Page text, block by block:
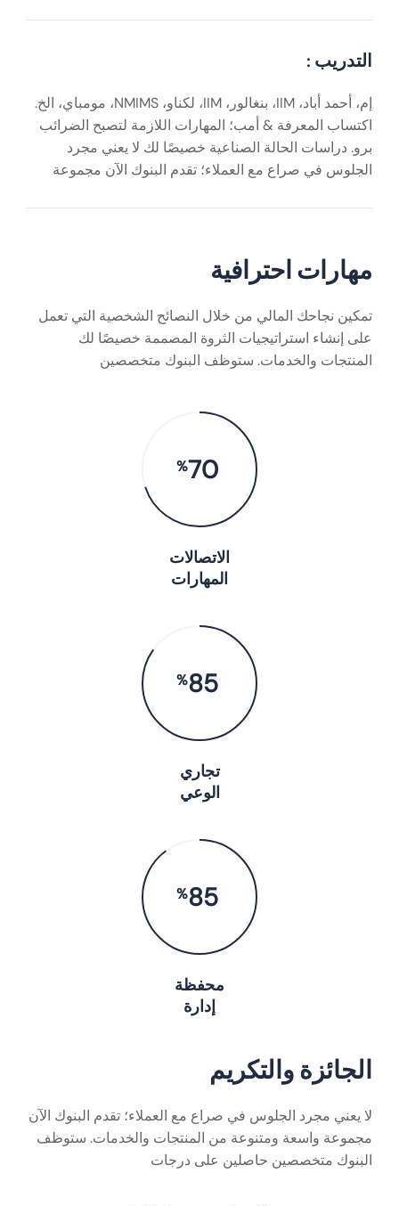
التدريب :
إم، أحمد أباد، IIM، بنغالور، IIM، لكناو، NMIMS، مومباي، الخ.
اكتساب المعرفة & أمب؛ المهارات اللازمة لتصبح الضرائب
برو. دراسات الحالة الصناعية خصيصًا لك لا يعني مجرد
الجلوس في صراع مع العملاء؛ تقدم البنوك الآن مجموعة
مهارات احترافية
تمكين نجاحك المالي من خلال النصائح الشخصية التي تعمل
على إنشاء استراتيجيات الثروة المصممة خصيصًا لك
المنتجات والخدمات. ستوظف البنوك متخصصين
70
%
الاتصالات
المهارات
85
%
تجاري
الوعي
90
%
محفظة
إدارة
الجائزة والتكريم
لا يعني مجرد الجلوس في صراع مع العملاء؛ تقدم البنوك الآن
مجموعة واسعة ومتنوعة من المنتجات والخدمات. ستوظف
البنوك متخصصين حاصلين على درجات